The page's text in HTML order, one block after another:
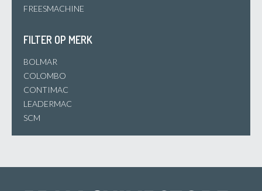
FREESMACHINE
FILTER OP MERK
BOLMAR
COLOMBO
CONTIMAC
LEADERMAC
SCM